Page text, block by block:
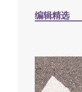
编辑精选